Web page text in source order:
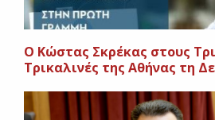
Ο Κώστας Σκρέκας στους
Τρικαλινές της Αθήνας τη